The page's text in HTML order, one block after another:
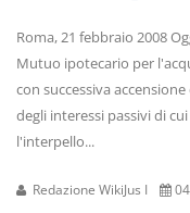
Roma, 21 febbraio 2008
Mutuo ipotecario per
con successiva
degli interessi passivi di
l'interpello...
Redazione WikiJus I